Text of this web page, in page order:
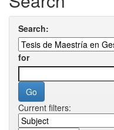
Search:
for
Current filters: